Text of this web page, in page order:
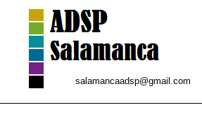
salamancaadsp@gmail.com